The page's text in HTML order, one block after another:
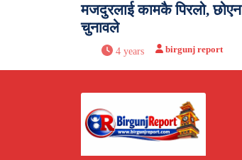
मजदुरलाई कामकै पिरलो, छोएन
चुनावले
4 years birgunj report